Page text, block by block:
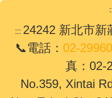
::: 24242 新北市
📞電話： 02-
真：02-
No.359, Xintai